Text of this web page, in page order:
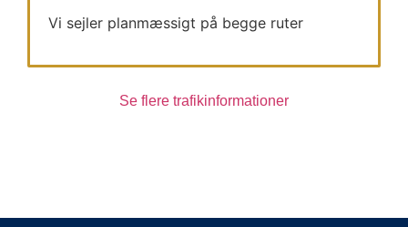
Vi sejler planmæssigt på begge ruter
Se flere trafikinformationer